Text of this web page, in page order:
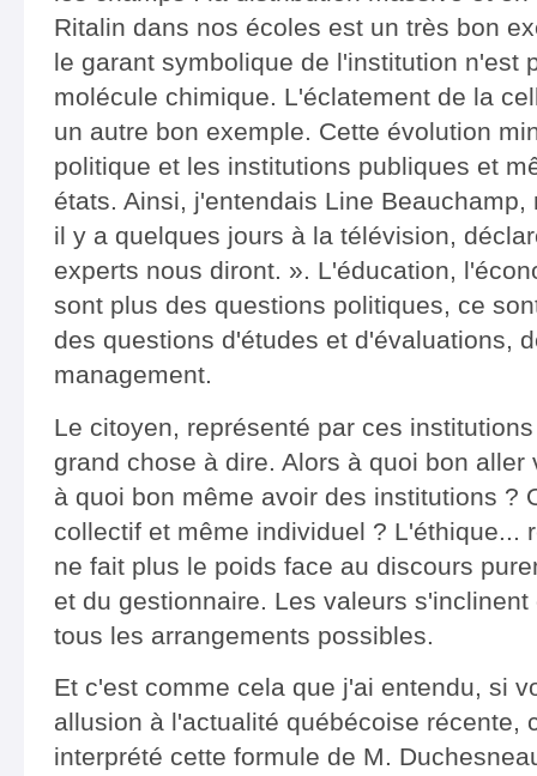
Ritalin dans nos écoles est un très bon
le garant symbolique de l'institution n'est
molécule chimique. L'éclatement de la
un autre bon exemple. Cette évolution
politique et les institutions publiques et
états. Ainsi, j'entendais Line
il y a quelques jours à la télévision,
experts nous diront. ». L'éducation,
sont plus des questions politiques, ce
des questions d'études et d'évaluations,
management.
Le citoyen, représenté par ces
grand chose à dire. Alors à quoi bon
à quoi bon même avoir des institutions ?
collectif et même individuel ? L'éthique...
ne fait plus le poids face au discours
et du gestionnaire. Les valeurs
tous les arrangements possibles.
Et c'est comme cela que j'ai entendu, si
allusion à l'actualité québécoise récente,
interprété cette formule de M.